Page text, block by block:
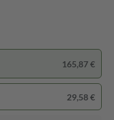
165,87 €
29,58 €